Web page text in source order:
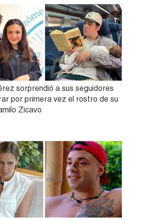
sorprendió a sus seguidores
por primera vez el rostro de su
Zicavo